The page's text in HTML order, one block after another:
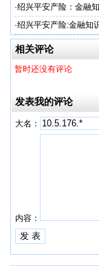
工
·绍兴平安产险：金融
·绍兴平安产险:金融知
相关评论
暂时还没有评论
发表我的评论
大名：
内容：